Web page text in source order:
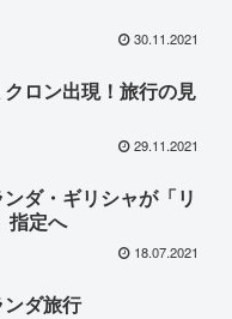
30.11.2021
クロン出現！旅行の見
29.11.2021
ンダ・ギリシャが「リ
指定へ
18.07.2021
ンダ旅行